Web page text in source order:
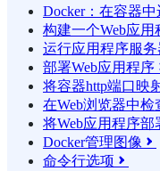
Docker：在容器
构建一个Web应用
运行应用程序服务
部署Web应用程序
将容器http端口映
在Web浏览器中检
将Web应用程序
Docker管理图像 
命令行选项 